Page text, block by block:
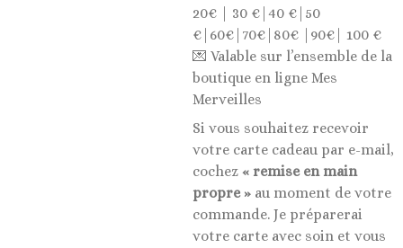
20€ | 30 €|40 €|50
€|60€|70€|80€ |90€| 100 €
💌 Valable sur l’ensemble de la
boutique en ligne Mes
Merveilles
Si vous souhaitez recevoir
votre carte cadeau par e-mail,
cochez « remise en main
propre » au moment de votre
commande. Je préparerai
votre carte avec soin et vous